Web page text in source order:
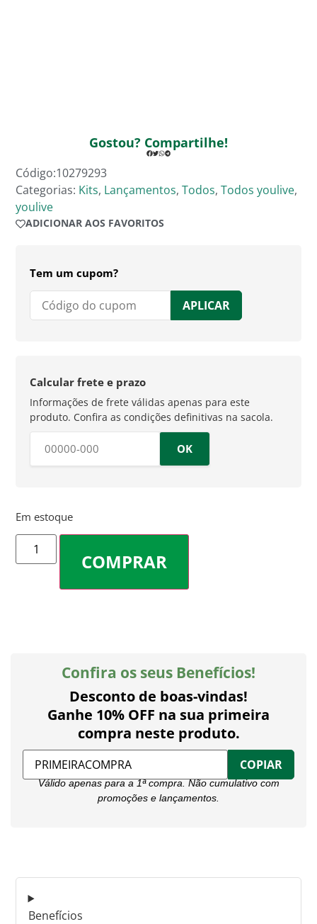
Gostou? Compartilhe!
Código:10279293
Categorias: Kits, Lançamentos,Todos,Todos youlive,
youlive
ADICIONAR AOS FAVORITOS
Tem um cupom?
APLICAR
Calcular frete e prazo
OK
Em estoque
COMPRAR
Confira os seus Benefícios!
Desconto de boas-vindas!
Ganhe 10% OFF na sua primeira
compra neste produto.
COPIAR
Válido apenas para a 1ª compra. Não cumulativo com
promoções e lançamentos.
Benefícios